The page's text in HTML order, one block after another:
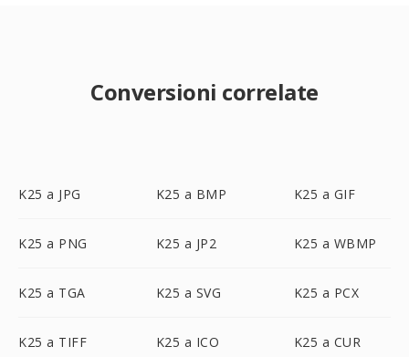
Conversioni correlate
K25 a JPG K25 a BMP K25 a GIF
K25 a PNG K25 a JP2 K25 a WBMP
K25 a TGA K25 a SVG K25 a PCX
K25 a TIFF K25 a ICO K25 a CUR